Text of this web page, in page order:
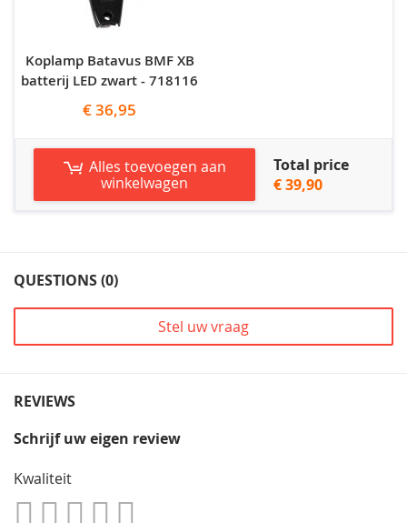
Koplamp Batavus BMF XB
batterij LED zwart - 718116
€ 36,95
Alles toevoegen aan
winkelwagen
Total price
€ 39,90
QUESTIONS (0)
Stel uw vraag
REVIEWS
Schrijf uw eigen review
Kwaliteit
1
2
3
4